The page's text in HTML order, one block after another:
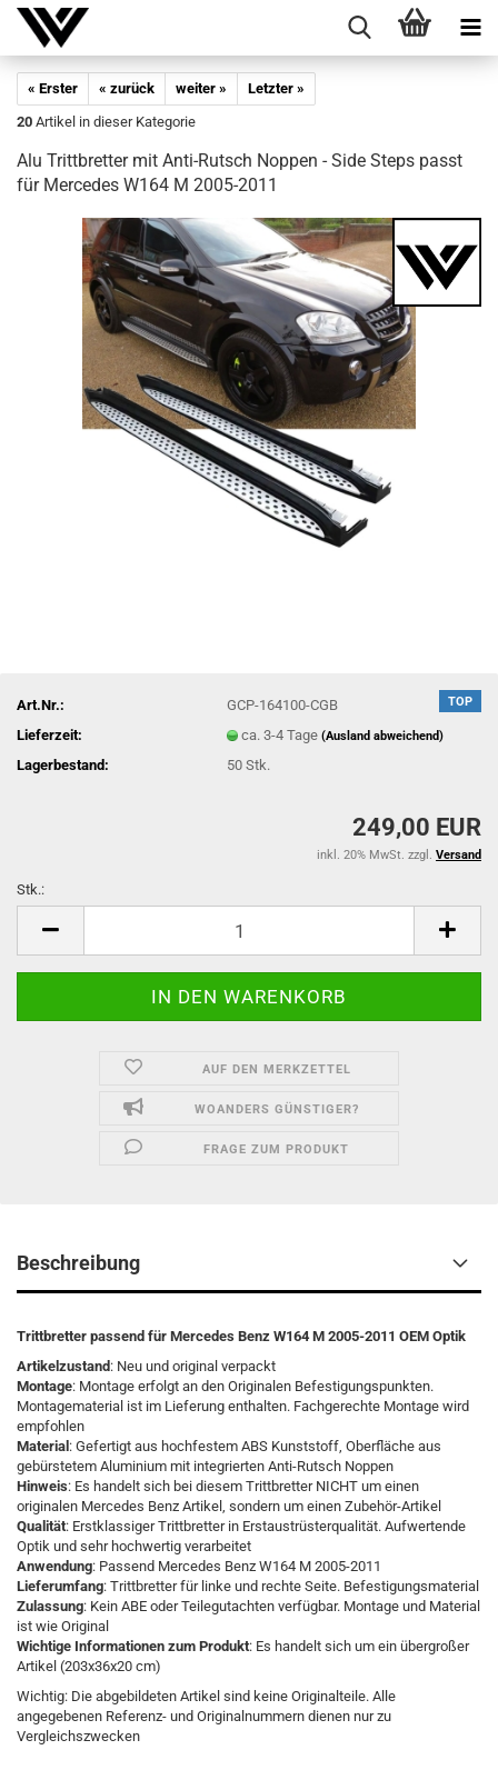
« Erster « zurück weiter »
Letzter »
20 Artikel in dieser Kategorie
Alu Tritt­bret­ter mit Anti-​Rutsch Nop­pen - Side Steps passt
für Mer­ce­des W164 M 2005-​2011
TOP
Art.Nr.:
GCP-164100-CGB
Lieferzeit:
ca. 3-4 Tage(Ausland abweichend)
Lagerbestand: 50Stk.
249,00 EUR
inkl. 20% MwSt. zzgl. Versand
Stk.:
AUF DEN MERKZETTEL
WOANDERS GÜNSTIGER?
FRAGE ZUM PRODUKT
Beschreibung
Trittbretter passend für Mercedes Benz W164 M 2005-2011 OEM Optik
Artikelzustand : Neu und original verpackt
Montage: Montage erfolgt an den Originalen Befestigungspunkten.
Montagematerial ist im Lieferung enthalten. Fachgerechte Montage wird
empfohlen
Material : Gefertigt aus hochfestem ABS Kunststoff, Oberfläche aus
gebürstetem Aluminium mit integrierten Anti-Rutsch Noppen
Hinweis: Es handelt sich bei diesem Trittbretter NICHT um einen
originalen Mercedes Benz Artikel, sondern um einen Zubehör-Artikel
Qualität: Erstklassiger Trittbretter in Erstaustrüsterqualität. Aufwertende
Optik und sehr hochwertig verarbeitet
Anwendung: Passend Mercedes Benz W164 M 2005-2011
Lieferumfang: Trittbretter für linke und rechte Seite. Befestigungsmaterial
Zulassung: Kein ABE oder Teilegutachten verfügbar. Montage und Material
ist wie Original
Wichtige Informationen zum Produkt: Es handelt sich um ein übergroßer
Artikel (203x36x20 cm)
Wichtig: Die abgebildeten Artikel sind keine Originalteile. Alle
angegebenen Referenz- und Originalnummern dienen nur zu
Vergleichszwecken